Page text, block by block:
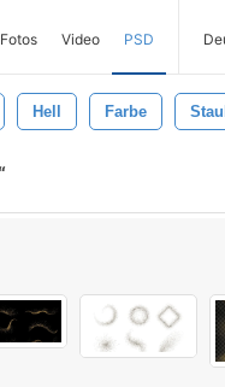
Fotos Video PSD
Hell Farbe